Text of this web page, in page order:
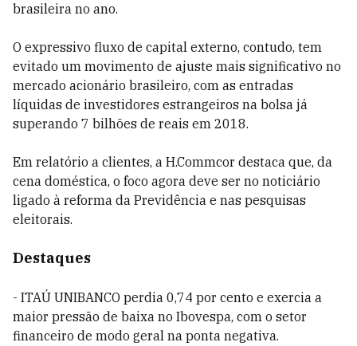
brasileira no ano.
O expressivo fluxo de capital externo, contudo, tem
evitado um movimento de ajuste mais significativo no
mercado acionário brasileiro, com as entradas
líquidas de investidores estrangeiros na bolsa já
superando 7 bilhões de reais em 2018.
Em relatório a clientes, a H.Commcor destaca que, da
cena doméstica, o foco agora deve ser no noticiário
ligado à reforma da Previdência e nas pesquisas
eleitorais.
Destaques
- ITAÚ UNIBANCO perdia 0,74 por cento e exercia a
maior pressão de baixa no Ibovespa, com o setor
financeiro de modo geral na ponta negativa.